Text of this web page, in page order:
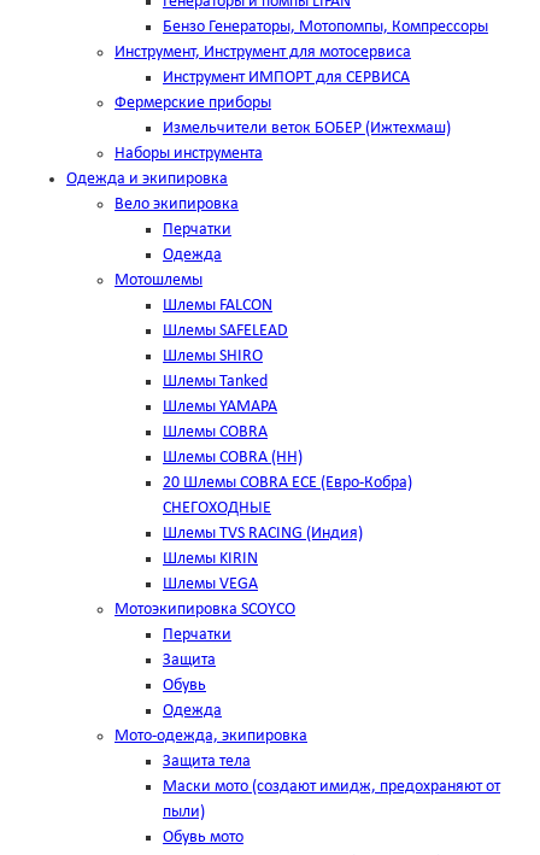
Бензо Генераторы, Мотопомпы, Компрессоры
Инструмент, Инструмент для мотосервиса
Инструмент ИМПОРТ для СЕРВИСА
Фермерские приборы
Измельчители веток БОБЕР (Ижтехмаш)
Наборы инструмента
Одежда и экипировка
Вело экипировка
Перчатки
Одежда
Мотошлемы
Шлемы FALCON
Шлемы SAFELEAD
Шлемы SHIRO
Шлемы Tanked
Шлемы YAMAPA
Шлемы COBRA
Шлемы COBRA (HH)
20 Шлемы COBRA ECE (Евро-Кобра)
СНЕГОХОДНЫЕ
Шлемы TVS RACING (Индия)
Шлемы KIRIN
Шлемы VEGA
Мотоэкипировка SCOYCO
Перчатки
Защита
Обувь
Одежда
Мото-одежда, экипировка
Защита тела
Маски мото (создают имидж, предохраняют от
пыли)
Обувь мото